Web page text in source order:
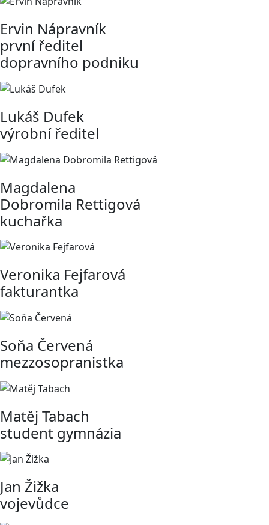
Ervin Nápravník
první ředitel
dopravního podniku
Lukáš Dufek
výrobní ředitel
Magdalena
Dobromila Rettigová
kuchařka
Veronika Fejfarová
fakturantka
Soňa Červená
mezzosopranistka
Matěj Tabach
student gymnázia
Jan Žižka
vojevůdce